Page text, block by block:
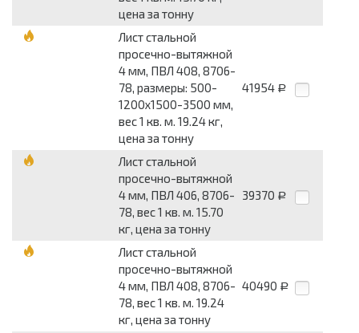
цена за тонну
Лист стальной
просечно-вытяжной
4 мм, ПВЛ 408, 8706-
78, размеры: 500-
1200x1500-3500 мм,
вес 1 кв. м. 19.24 кг,
цена за тонну
41954 Р
Лист стальной
просечно-вытяжной
4 мм, ПВЛ 406, 8706-
78, вес 1 кв. м. 15.70
кг, цена за тонну
39370 Р
Лист стальной
просечно-вытяжной
4 мм, ПВЛ 408, 8706-
78, вес 1 кв. м. 19.24
кг, цена за тонну
40490 Р